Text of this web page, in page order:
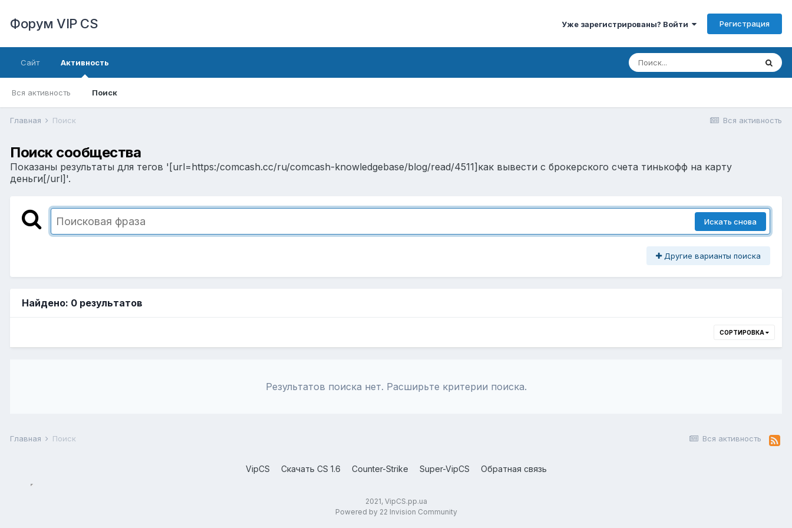
Форум VIP CS Уже зарегистрированы? Войти Регистрация
Сайт Активность
Вся активность Поиск
Вся активность
Главная Поиск
Поиск сообщества
Показаны результаты для тегов '[url=https:/comcash.cc/ru/comcash-knowledgebase/blog/read/4511]как вывести с брокерского счета тинькофф на карту
деньги[/url]'.
Искать снова
Другие варианты поиска
Найдено: 0 результатов
СОРТИРОВКА
Результатов поиска нет. Расширьте критерии поиска.
Вся активность
Главная Поиск
VipCS Скачать CS 1.6 Counter-Strike Super-VipCS Обратная связь
2021, VipCS.pp.ua
Powered by 22 Invision Community